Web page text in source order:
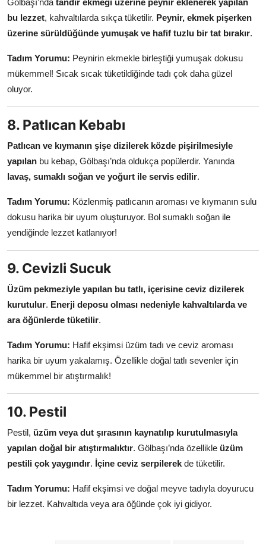
Gölbaşı’nda tandır ekmeği üzerine peynir eklenerek yapılan
bu lezzet, kahvaltılarda sıkça tüketilir. Peynir, ekmek pişerken
üzerine sürüldüğünde yumuşak ve hafif tuzlu bir tat bırakır.
Tadım Yorumu: Peynirin ekmekle birleştiği yumuşak dokusu
mükemmel! Sıcak sıcak tüketildiğinde tadı çok daha güzel
oluyor.
8. Patlıcan Kebabı
Patlıcan ve kıymanın şişe dizilerek közde pişirilmesiyle
yapılan bu kebap, Gölbaşı’nda oldukça popülerdir. Yanında
lavaş, sumaklı soğan ve yoğurt ile servis edilir.
Tadım Yorumu: Közlenmiş patlıcanın aroması ve kıymanın sulu
dokusu harika bir uyum oluşturuyor. Bol sumaklı soğan ile
yendiğinde lezzet katlanıyor!
9. Cevizli Sucuk
Üzüm pekmeziyle yapılan bu tatlı, içerisine ceviz dizilerek
kurutulur. Enerji deposu olması nedeniyle kahvaltılarda ve
ara öğünlerde tüketilir.
Tadım Yorumu: Hafif ekşimsi üzüm tadı ve ceviz aroması
harika bir uyum yakalamış. Özellikle doğal tatlı sevenler için
mükemmel bir atıştırmalık!
10. Pestil
Pestil, üzüm veya dut şırasının kaynatılıp kurutulmasıyla
yapılan doğal bir atıştırmalıktır. Gölbaşı’nda özellikle üzüm
pestili çok yaygındır. İçine ceviz serpilerek de tüketilir.
Tadım Yorumu: Hafif ekşimsi ve doğal meyve tadıyla doyurucu
bir lezzet. Kahvaltıda veya ara öğünde çok iyi gidiyor.